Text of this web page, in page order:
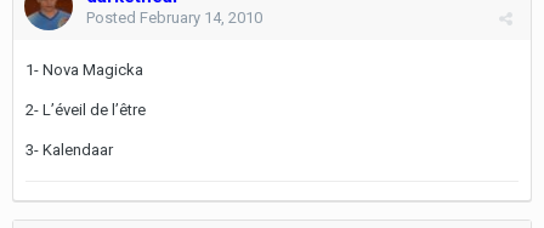
Posted February 14, 2010
1- Nova Magicka
2- L’éveil de l’être
3- Kalendaar